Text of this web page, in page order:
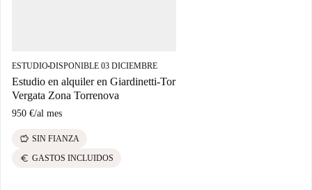
ESTUDIO■DISPONIBLE 03 DICIEMBRE
Estudio en alquiler en Giardinetti-Tor
Vergata Zona Torrenova
950 €/al mes
savings SIN FIANZA
euro GASTOS INCLUIDOS